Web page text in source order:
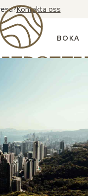
Kontakta oss
BOKA